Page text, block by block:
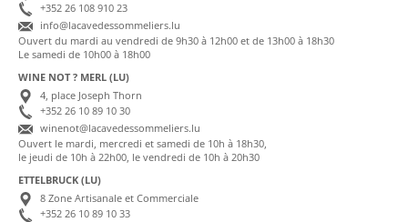
+352 26 108 910 23
info@lacavedessommeliers.lu
Ouvert du mardi au vendredi de 9h30 à 12h00 et de 13h00 à 18h30
Le samedi de 10h00 à 18h00
WINE NOT ? MERL (LU)
4, place Joseph Thorn
+352 26 10 89 10 30
winenot@lacavedessommeliers.lu
Ouvert le mardi, mercredi et samedi de 10h à 18h30,
le jeudi de 10h à 22h00, le vendredi de 10h à 20h30
ETTELBRUCK (LU)
8 Zone Artisanale et Commerciale
+352 26 10 89 10 33